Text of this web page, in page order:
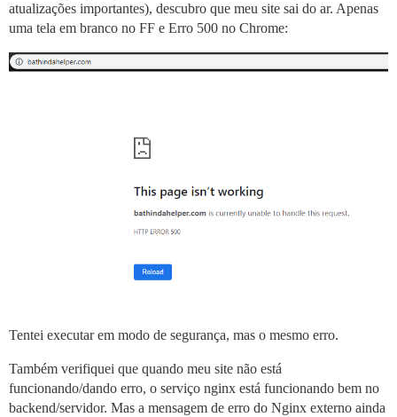
atualizações importantes), descubro que meu site sai do ar. Apenas
uma tela em branco no FF e Erro 500 no Chrome:
Tentei executar em modo de segurança, mas o mesmo erro.
Também verifiquei que quando meu site não está
funcionando/dando erro, o serviço nginx está funcionando bem no
backend/servidor. Mas a mensagem de erro do Nginx externo ainda